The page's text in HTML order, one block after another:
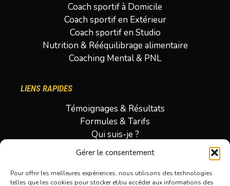
Gérer le consentement
Pour offrir les meilleures expériences, nous utilisons des technologies
telles que les cookies pour stocker et/ou accéder aux informations des
Coach sportif à Domicile
Coach sportif en Extérieur
Coach sportif en Studio
Nutrition & Rééquilibrage alimentaire
Coaching Mental & PNL
LIENS RAPIDES
Témoignages & Résultats
Formules & Tarifs
Qui suis-je ?